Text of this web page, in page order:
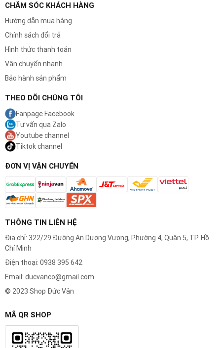
Đầu cạo nổi 3D
nét khuôn mặt, dễ dàng xử lý các vùng như
cằm, cổ, mang lại trải nghiệm cạo râu mượt
mà.
CHĂM SÓC KHÁCH HÀNG
Hướng dẫn mua hàng
Chính sách đổi trả
Hình thức thanh toán
Vận chuyển nhanh
Bảo hành sản phẩm
THEO DÕI CHÚNG TÔI
Fanpage Facebook
Tư vấn qua Zalo
Youtube channel
Tiktok channel
ĐƠN VỊ VẬN CHUYỂN
THÔNG TIN LIÊN HỆ
Địa chỉ: 322/29 Đường An Dương Vương, Phường 4, Quận 5, TP. Hồ
Chí Minh
Điện thoại: 0938 395 642
Email: ducvanco@gmail.com
© 2023 Shop Đức Vân
MÃ QR SHOP